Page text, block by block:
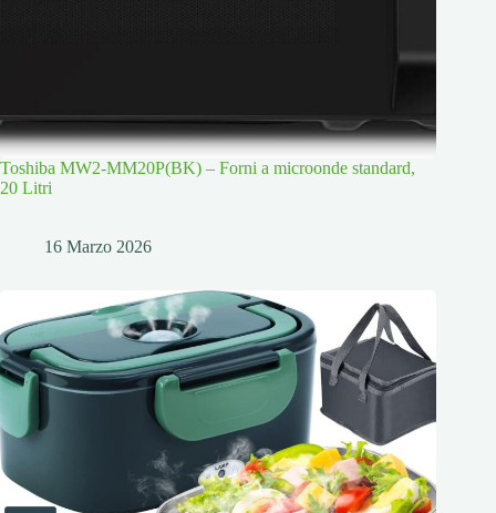
Toshiba MW2-MM20P(BK) – Forni a microonde standard,
20 Litri
16 Marzo 2026